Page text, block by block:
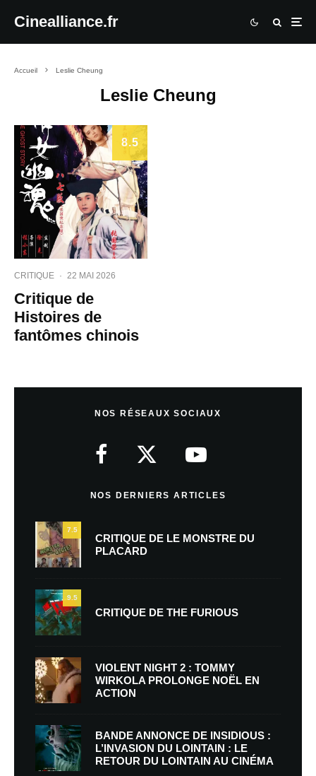
Cinealliance.fr
Accueil Leslie Cheung
Leslie Cheung
8.5
CRITIQUE · 22 MAI 2026
Critique de
Histoires de
fantômes chinois
NOS RÉSEAUX SOCIAUX
NOS DERNIERS ARTICLES
7.5
CRITIQUE DE LE MONSTRE DU
PLACARD
9.5
CRITIQUE DE THE FURIOUS
VIOLENT NIGHT 2 : TOMMY
WIRKOLA PROLONGE NOËL EN
ACTION
BANDE ANNONCE DE INSIDIOUS :
L’INVASION DU LOINTAIN : LE
RETOUR DU LOINTAIN AU CINÉMA